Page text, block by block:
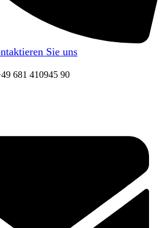
Sie uns
681 410945 90